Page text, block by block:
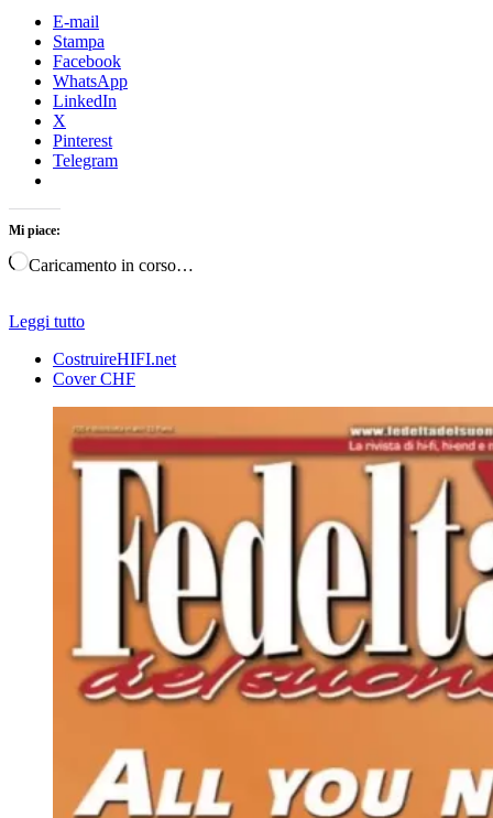
E-mail
Stampa
Facebook
WhatsApp
LinkedIn
X
Pinterest
Telegram
Mi piace:
Caricamento in corso…
Leggi tutto
CostruireHIFI.net
Cover CHF